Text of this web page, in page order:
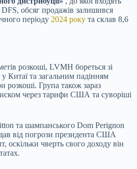
обсяг продажів залишився
періоду 2024 року та склав 8,6
розкоші, LVMH бореться зі
Китаї та загальним падінням
розкоші. Група також зараз
через тарифи США та суворіші
та шампанського Dom Perignon
від погрози президента США
чверть свого доходу він